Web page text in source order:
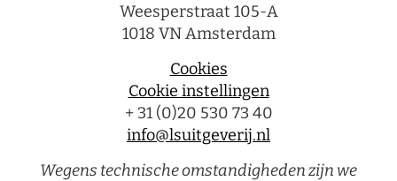
Weesperstraat 105-A
1018 VN Amsterdam
Cookies
Cookie instellingen
+ 31 (0)20 530 73 40
info@lsuitgeverij.nl
Wegens technische omstandigheden zijn we